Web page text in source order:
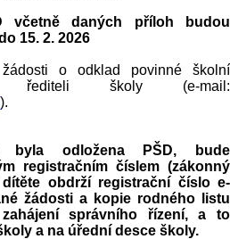
včetně daných příloh budou
15. 2. 2026
o odklad povinné školní
řediteli školy (e-mail:
).
byla odložena PŠD, bude
registračním číslem (zákonný
obdrží registrační číslo e-
žádosti a kopie rodného listu
správního řízení, a to
a na úřední desce školy.